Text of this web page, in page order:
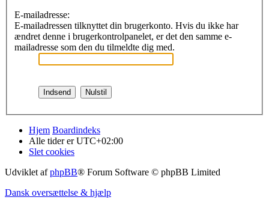
E-mailadresse:
E-mailadressen tilknyttet din brugerkonto. Hvis du ikke har
ændret denne i brugerkontrolpanelet, er det den samme e-
mailadresse som den du tilmeldte dig med.
Hjem Boardindeks
Alle tider erUTC+02:00
Slet cookies
Udviklet afphpBB® Forum Software © phpBB Limited
Dansk oversættelse & hjælp